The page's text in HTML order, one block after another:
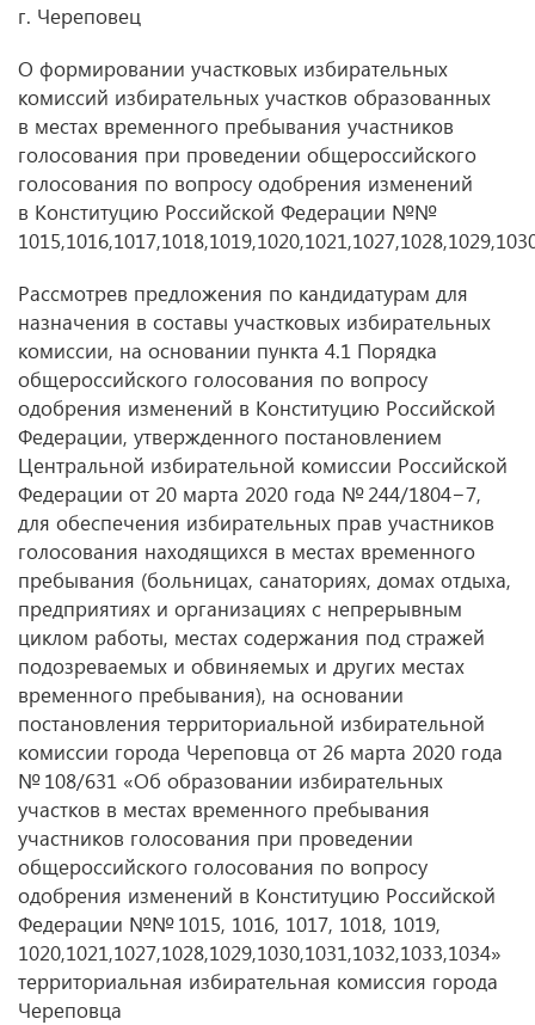
г. Череповец
О формировании участковых избирательных
комиссий избирательных участков образованных
в местах временного пребывания участников
голосования при проведении общероссийского
голосования по вопросу одобрения изменений
в Конституцию Российской Федерации №№
Рассмотрев предложения по кандидатурам для
назначения в составы участковых избирательных
комиссии, на основании пункта 4.1 Порядка
общероссийского голосования по вопросу
одобрения изменений в Конституцию Российской
Федерации, утвержденного постановлением
Центральной избирательной комиссии Российской
Федерации от 20 марта 2020 года № 244/1804−7,
для обеспечения избирательных прав участников
голосования находящихся в местах временного
пребывания (больницах, санаториях, домах отдыха,
предприятиях и организациях с непрерывным
циклом работы, местах содержания под стражей
подозреваемых и обвиняемых и других местах
временного пребывания), на основании
постановления территориальной избирательной
комиссии города Череповца от 26 марта 2020 года
№ 108/631 «Об образовании избирательных
участков в местах временного пребывания
участников голосования при проведении
общероссийского голосования по вопросу
одобрения изменений в Конституцию Российской
Федерации №№ 1015, 1016, 1017, 1018, 1019,
1020,1021,1027,1028,1029,1030,1031,1032,1033,1034»
территориальная избирательная комиссия города
Череповца